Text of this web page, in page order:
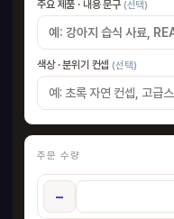
주요 제품 · 내용 문구 (선택)
색상 · 분위기 컨셉(선택)
주문 수량
−